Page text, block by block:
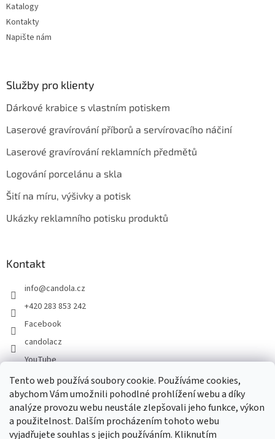
Tento web používá soubory cookie. Používáme cookies,
abychom Vám umožnili pohodlné prohlížení webu a díky
analýze provozu webu neustále zlepšovali jeho funkce, výkon
a použitelnost. Dalším procházením tohoto webu
vyjadřujete souhlas s jejich používáním. Kliknutím
Katalogy
Kontakty
Napište nám
Služby pro klienty
Dárkové krabice s vlastním potiskem
Laserové gravírování příborů a servírovacího náčiní
Laserové gravírování reklamních předmětů
Logování porcelánu a skla
Šití na míru, výšivky a potisk
Ukázky reklamního potisku produktů
Kontakt
info@candola.cz
+420 283 853 242
Facebook
candolacz
YouTube
Přijímáme online platby